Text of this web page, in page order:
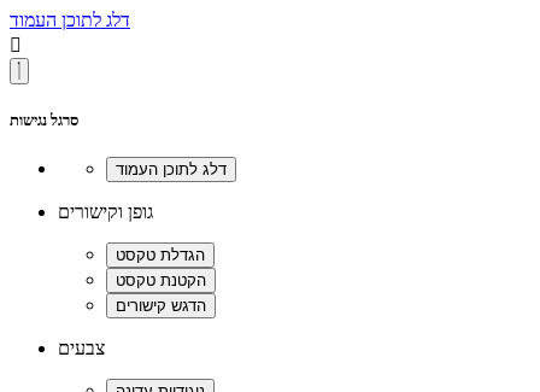
דלג לתוכן העמוד

סרגל נגישות
גופן וקישורים
צבעים